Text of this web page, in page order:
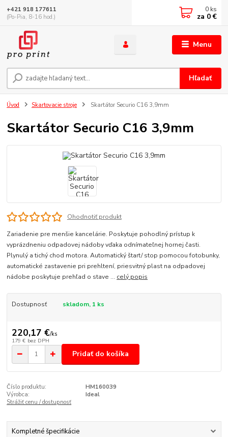
Menu
Hľadať
+421 918 177611
(Po-Pia, 8-16 hod.)
0 ks
za 0 €
Úvod Skartovacie stroje Skartátor Securio C16 3,9mm
Skartátor Securio C16 3,9mm
Ohodnotiť produkt
Zariadenie pre menšie kancelárie. Poskytuje pohodlný prístup k
vyprázdneniu odpadovej nádoby vďaka odnímateľnej hornej časti.
Plynulý a tichý chod motora. Automatický štart/ stop pomocou fotobunky,
automatické zastavenie pri prehltení, priesvitný plast na odpadovej
nádobe poskytuje prehľad o stave ... celý popis
Dostupnosť skladom, 1 ks
220,17 €/ks
179 € bez DPH
Pridať do košíka
Číslo produktu:
HM160039
Výrobca:
Ideal
Strážiť cenu / dostupnosť
Kompletné špecifikácie